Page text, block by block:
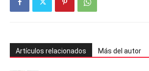
Artículos relacionados Más del autor